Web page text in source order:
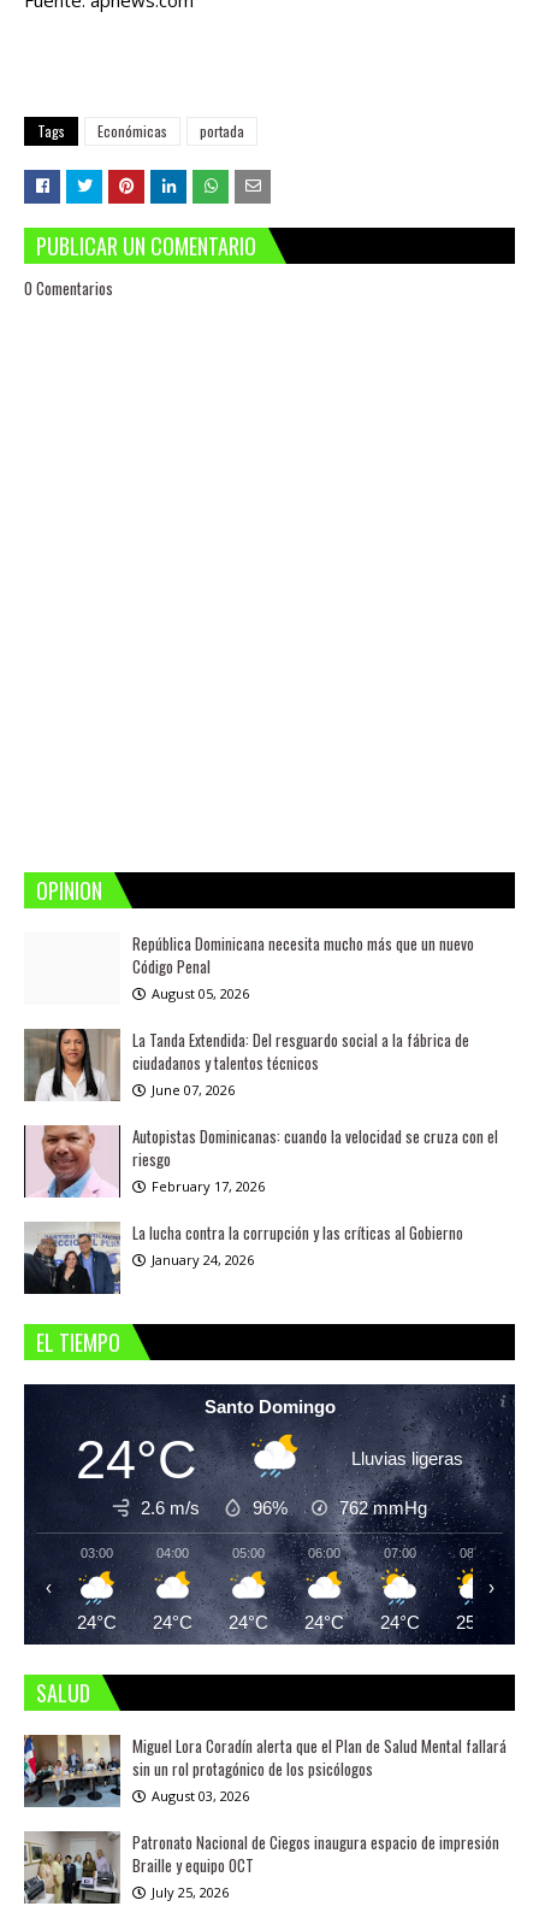
Tags Económicas portada
PUBLICAR UN COMENTARIO
0 Comentarios
OPINION
República Dominicana necesita mucho más que un nuevo
Código Penal
August 05, 2026
La Tanda Extendida: Del resguardo social a la fábrica de
ciudadanos y talentos técnicos
June 07, 2026
Autopistas Dominicanas: cuando la velocidad se cruza con el
riesgo
February 17, 2026
La lucha contra la corrupción y las críticas al Gobierno
January 24, 2026
EL TIEMPO
Santo Domingo
24°C Lluvias ligeras
2.6 m/s 96% 762mmHg
03:00
24°C
04:00
24°C
05:00
24°C
06:00
24°C
07:00
24°C
08:00
25°C
‹ ›
SALUD
Miguel Lora Coradín alerta que el Plan de Salud Mental fallará
sin un rol protagónico de los psicólogos
August 03, 2026
Patronato Nacional de Ciegos inaugura espacio de impresión
Braille y equipo OCT
July 25, 2026